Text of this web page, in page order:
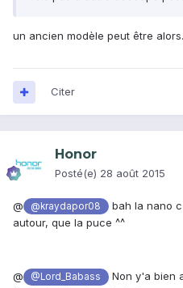
un ancien modèle peut être
Citer
Honor
Posté(e) 28 août 2015
@ @kraydapor08
bah la nano
autour, que la puce ^^
@ @Lord_Babass
Non y'a bien